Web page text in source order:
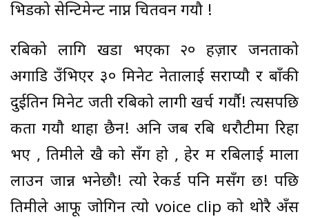
भिडको सेन्टिमेन्ट नाप्न चितवन गयौ !
रबिको लागि खडा भएका २० हज़ार जनताको
अगाडि उँभिएर ३० मिनेट नेतालाई सराप्यौ र बाँकी
दुईतिन मिनेट जती रबिको लागी खर्च गर्यौ! त्यसपछि
कता गयौ थाहा छैन! अनि जब रबि धरौटीमा रिहा
भए , तिमीले खै को सँग हो , हेर म रबिलाई माला
लाउन जान्न भनेछौ! त्यो रेकर्ड पनि मसँग छ! पछि
तिमीले आफू जोगिन त्यो voice clip को थोरै अँस